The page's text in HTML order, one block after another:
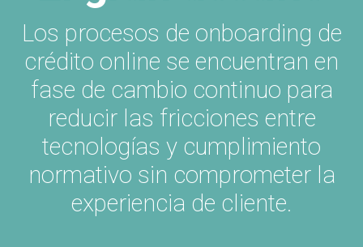
Los procesos de onboarding de
crédito online se encuentran en
fase de cambio continuo para
reducir las fricciones entre
tecnologías y cumplimiento
normativo sin comprometer la
experiencia de cliente.